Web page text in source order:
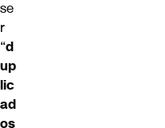
se
r
“d
up
lic
ad
os